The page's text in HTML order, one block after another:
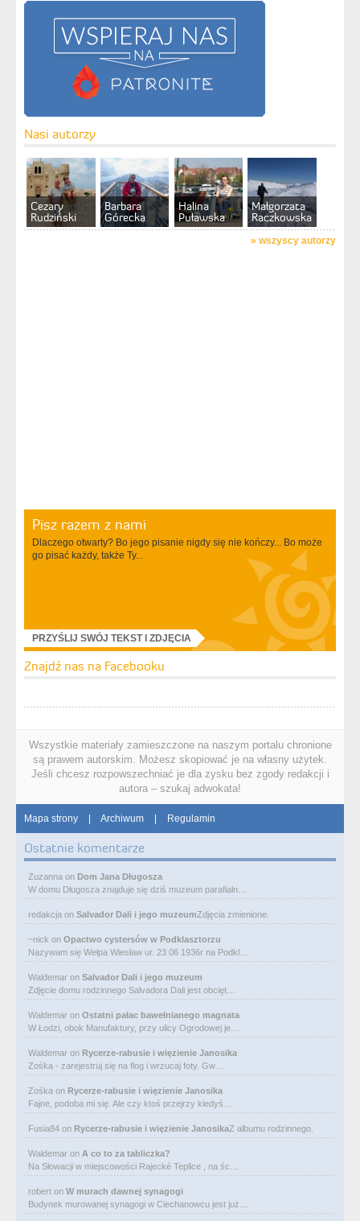
Nasi autorzy
Cezary
Rudziński
Barbara
Górecka
Halina
Puławska
Małgorzata
Raczkowska
» wszyscy autorzy
Pisz razem z nami
Dlaczego otwarty? Bo jego pisanie nigdy się nie kończy... Bo może
go pisać każdy, także Ty...
PRZYŚLIJ SWÓJ TEKST I ZDJĘCIA
Znajdź nas na Facebooku
Wszystkie materiały zamieszczone na naszym portalu chronione
są prawem autorskim. Możesz skopiować je na własny użytek.
Jeśli chcesz rozpowszechniać je dla zysku bez zgody redakcji i
autora – szukaj adwokata!
Mapa strony | Archiwum | Regulamin
Ostatnie komentarze
Zuzanna on Dom Jana Długosza
W domu Długosza znajduje się dziś muzeum parafialn…
redakcja on Salvador Dali i jego muzeumZdjęcia zmienione.
~nick on Opactwo cystersów w Podklasztorzu
Nazywam się Wełpa Wiesław ur. 23 06 1936r na Podkl…
Waldemar on Salvador Dali i jego muzeum
Zdjęcie domu rodzinnego Salvadora Dali jest obcięt…
Waldemar on Ostatni pałac bawełnianego magnata
W Łodzi, obok Manufaktury, przy ulicy Ogrodowej je…
Waldemar on Rycerze-rabusie i więzienie Janosika
Zośka - zarejestruj się na flog i wrzucaj foty. Gw…
Zośka on Rycerze-rabusie i więzienie Janosika
Fajne, podoba mi się. Ale czy ktoś przejrzy kiedyś…
Fusia84 on Rycerze-rabusie i więzienie JanosikaZ albumu rodzinnego.
Waldemar on A co to za tabliczka?
Na Słowacji w miejscowości Rajecké Teplice , na śc…
robert on W murach dawnej synagogi
Budynek murowanej synagogi w Ciechanowcu jest już…